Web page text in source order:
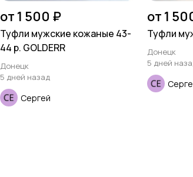
от 1 500 ₽
Туфли мужские кожаные 43-
44 р. GOLDERR
Донецк
5 дней назад
Сергей
от 1
Туфли
Донецк
5 дней